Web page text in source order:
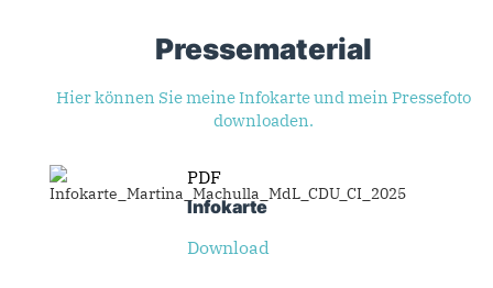
Pressematerial
Hier können Sie meine Infokarte und mein Pressefoto
downloaden.
PDF
Infokarte
Download